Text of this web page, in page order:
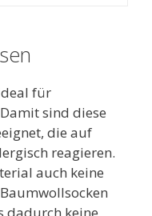
für
sind diese
die auf
reagieren.
auch keine
dadurch keine